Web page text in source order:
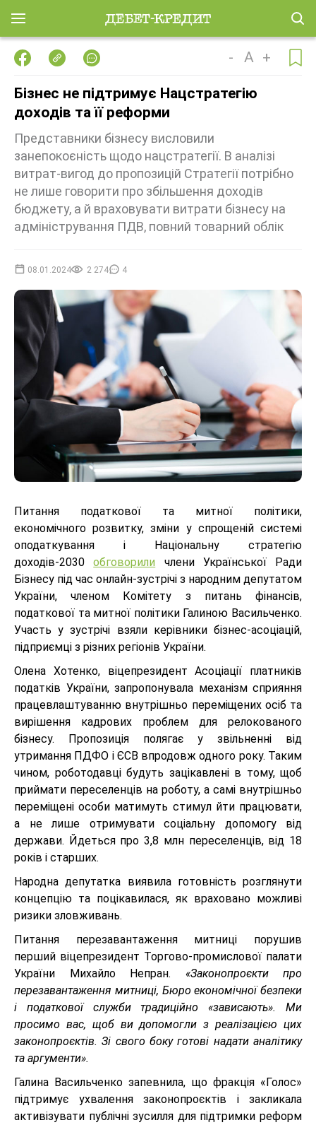
- A +
Бізнес не підтримує Нацстратегію
доходів та її реформи
Представники бізнесу висловили
занепокоєність щодо нацстратегії. В аналізі
витрат-вигод до пропозицій Стратегії потрібно
не лише говорити про збільшення доходів
бюджету, а й враховувати витрати бізнесу на
адміністрування ПДВ, повний товарний облік
08.01.2024 2 274 4
Питання податкової та митної політики,
економічного розвитку, зміни у спрощеній системі
оподаткування і Національну стратегію
доходів-2030обговорили члени Української Ради
Бізнесу під час онлайн-зустрічі з народним депутатом
України, членом Комітету з питань фінансів,
податкової та митної політики Галиною Васильченко.
Участь у зустрічі взяли керівники бізнес-асоціацій,
підприємці з різних регіонів України.
Олена Хотенко, віцепрезидент Асоціації платників
податків України, запропонувала механізм сприяння
працевлаштуванню внутрішньо переміщених осіб та
вирішення кадрових проблем для релокованого
бізнесу. Пропозиція полягає у звільненні від
утримання ПДФО і ЄСВ впродовж одного року. Таким
чином, роботодавці будуть зацікавлені в тому, щоб
приймати переселенців на роботу, а самі внутрішньо
переміщені особи матимуть стимул йти працювати,
а не лише отримувати соціальну допомогу від
держави. Йдеться про 3,8 млн переселенців, від 18
років і старших.
Народна депутатка виявила готовність розглянути
концепцію та поцікавилася, як враховано можливі
ризики зловживань.
Питання перезавантаження митниці порушив
перший віцепрезидент Торгово-промислової палати
України Михайло Непран. «Законопроєкти про
перезавантаження митниці, Бюро економічної безпеки
і податкової служби традиційно «зависають». Ми
просимо вас, щоб ви допомогли з реалізацією цих
законопроєктів. Зі свого боку готові надати аналітику
та аргументи».
Галина Васильченко запевнила, що фракція «Голос»
підтримує ухвалення законопроєктів і закликала
активізувати публічні зусилля для підтримки реформ